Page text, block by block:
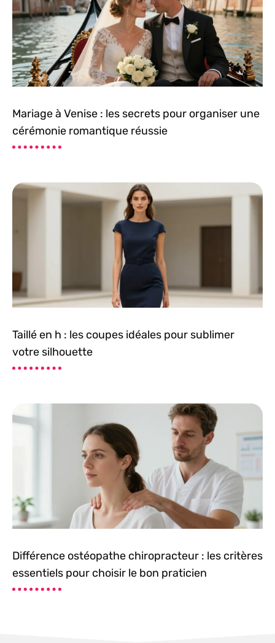
Mariage à Venise : les secrets pour organiser une
cérémonie romantique réussie
Taillé en h : les coupes idéales pour sublimer
votre silhouette
Différence ostéopathe chiropracteur : les critères
essentiels pour choisir le bon praticien